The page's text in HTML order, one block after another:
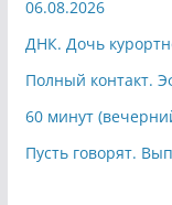
06.08.2026
ДНК. Дочь
Полный контакт.
60 минут
Пусть говорят.